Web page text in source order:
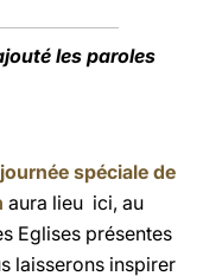
les paroles
journée spéciale de
aura lieu ici, au
Eglises présentes
laisserons inspirer